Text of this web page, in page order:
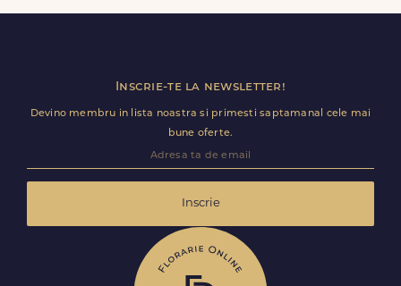
livrare pentru Berezlogi.
Inscrie-te la newsletter!
Devino membru in lista noastra si primesti saptamanal cele mai
bune oferte.
Inscrie